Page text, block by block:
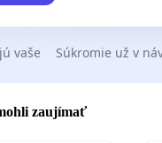
vaše Súkromie už v
zaujímať